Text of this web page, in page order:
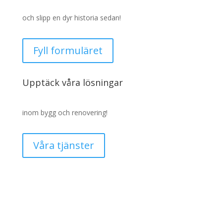
och slipp en dyr historia sedan!
Fyll formuläret
Upptäck våra lösningar
inom bygg och renovering!
Våra tjänster